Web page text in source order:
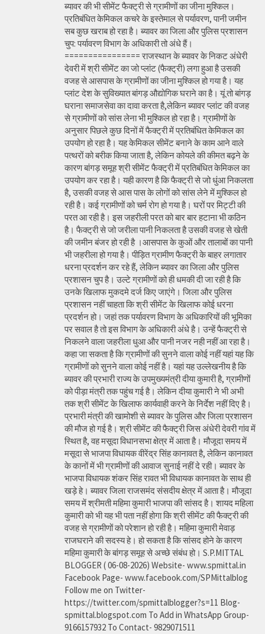
ब्यावर की भी सीमेंट फैक्ट्री से ग्रामीणों का जीना मुश्किल।
प्रतिबंधित केमिकल कचरे के इस्तेमाल से पर्यावरण, पानी जमीन
सब कुछ खराब हो रहा है। ब्यावर का जिला और पुलिस प्रशासन
चुप: पर्यावरण विभाग के अधिकारी तो अंधे हैं।
================ राजस्थान के ब्यावर के निकट अंधेरी
देवरी में श्री सीमेंट का जो प्लांट (फैक्ट्री) लगा हुआ है उसकी
वजह से आसपास के ग्रामीणों का जीना मुश्किल हो गया है। यह
प्लांट देश के सुविख्यात बांगड़ औद्योगिक घराने का है। यूं तो बांगड़
घराना समाजसेवा का दावा करता है,लेकिन ब्यावर प्लांट की वजह
से ग्रामीणों को सांस लेना भी मुश्किल हो रहा है। ग्रामीणों के
अनुसार पिछले कुछ दिनों में फैक्ट्री में प्रतिबंधित केमिकल का
उपयोग हो रहा है। यह केमिकल सीमेंट बनाने के काम आने वाले
पत्थरों को बरीक किया जाता है, लेकिन कोयले की कीमत बढ़ने के
कारण बांगड़ समूह श्री सीमेंट फैक्ट्री में प्रतिबंधित केमिकल का
उपयोग कर रहा है। यही कारण है कि फैक्ट्री से जो धुंआ निकलता
है, उसकी वजह से आस पास के लोगों को सांस लेने में मुश्किल हो
रही है। कई ग्रामीणों को चर्म रोग हो गया है। घरों पर मिट्टी की
परत आ रही है। इस जहरीली परत को बार बार हटाना भी कठिन
है। फैक्ट्री से जो जरीला पानी निकलता है उसकी वजह से खेती
की जमीन बंजर हो रही है ।आसपास के कुओं और तालाबों का पानी
भी जहरीला हो गया है। पीड़ित ग्रामीण फैक्ट्री के बाहर लगातार
धरना प्रदर्शन कर रहे हैं, लेकिन ब्यावर का जिला और पुलिस
प्रशासन चुप है। उल्टे ग्रामीणों को ही धमकी दी जा रही है कि
उनके खिलाफ मुकदमे दर्ज किए जाएंगे। जिला और पुलिस
प्रशासन नहीं चाहता कि श्री सीमेंट के खिलाफ कोई धरना
प्रदर्शन हो। जहां तक पर्यावरण विभाग के अधिकारियों की भूमिका
पर सवाल है तो इस विभाग के अधिकारी अंधे है। उन्हें फैक्ट्री से
निकलने वाला जहरीला धुआ और पानी नजर नही नहीं आ रहा है।
कहा जा सकता है कि ग्रामीणों की सुनने वाला कोई नहीं यहां यह कि
ग्रामीणों को सुनने वाला कोई नहीं है। यहां यह उल्लेखनीय है कि
ब्यावर की प्रभारी राज्य के उपमुख्यमंत्री दीया कुमारी है, ग्रामीणों
को पीड़ा मंत्री तक पहुंच गई है। लेकिन दीया कुमारी ने भी अभी
तक श्री सीमेंट के खिलाफ कार्यवाही करने के निर्देश नहीं दिए है।
प्रभारी मंत्री की खामोशी से ब्यावर के पुलिस और जिला प्रशासन
की मौज हो गई है। श्री सीमेंट की फैक्ट्री जिस अंधेरी देवरी गांव में
स्थित है, वह मसूदा विधानसभा क्षेत्र में आता है। मौजूदा समय में
मसूदा से भाजपा विधायक वीरेंद्र सिंह कानावत है, लेकिन कानावत
के कानों में भी ग्रामीणों की आवाज सुनाई नहीं दे रही। ब्यावर के
भाजपा विधायक शंकर सिंह रावत भी विधायक कानावत के साथ ही
खड़े हे। ब्यावर जिला राजसमंद संसदीय क्षेत्र में आता है। मौजूदा
समय में श्रीमती महिमा कुमारी भाजपा की सांसद है। शायद महिला
कुमारी को भी यह भी पता नहीं होगा कि श्री सीमेंट की फैक्ट्री की
वजह से ग्रामीणों को परेशान हो रही है। महिमा कुमारी मेवाड़
राजघराने की सदस्य हे। हो सकता है कि सांसद होने के कारण
महिमा कुमारी के बांगड़ समूह से अच्छे संबंध हो। S.P.MITTAL
BLOGGER ( 06-08-2026) Website- www.spmittal.in
Facebook Page- www.facebook.com/SPMittalblog
Follow me on Twitter-
https://twitter.com/spmittalblogger?s=11 Blog-
spmittal.blogspot.com To Add in WhatsApp Group-
9166157932 To Contact- 9829071511